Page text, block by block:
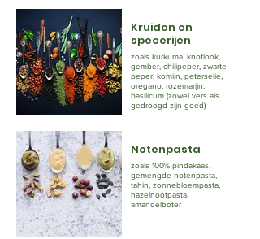
Kruiden en
specerijen
zoals kurkuma, knoflook,
gember, chilipeper, zwarte
peper, komijn, peterselie,
oregano, rozemarijn,
basilicum (zowel vers als
gedroogd zijn goed)
Notenpasta
zoals 100% pindakaas,
gemengde notenpasta,
tahin, zonnebloempasta,
hazelnootpasta,
amandelboter